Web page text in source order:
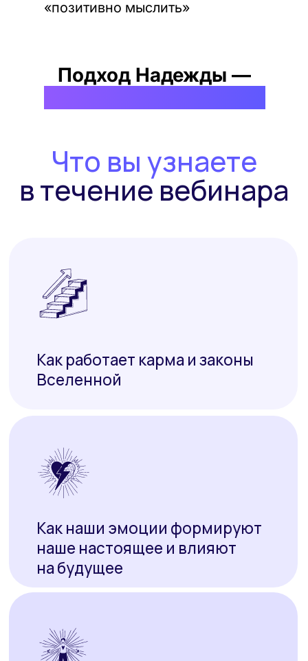
Метод определения
Как обрести контроль над своей
жизнью — без таблеток и теорий
Надежда Королёва